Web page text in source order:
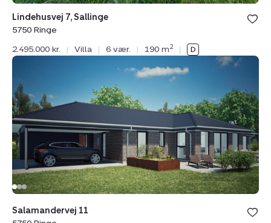
Lindehusvej 7, Sallinge
5750 Ringe
2.495.000 kr.
| Villa | 6 vær. | 190 m2 |
11,
5750
Ringe
Salamandervej 11